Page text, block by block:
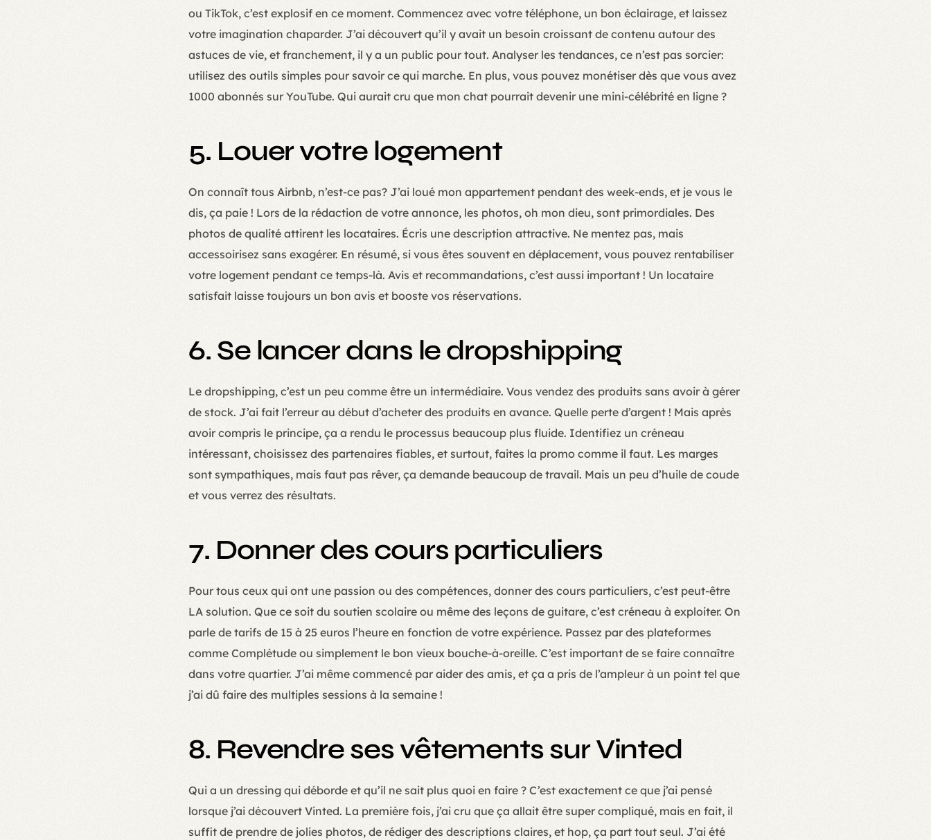
ou TikTok, c’est explosif en ce moment. Commencez avec votre téléphone, un bon éclairage, et laissez
votre imagination chaparder. J’ai découvert qu’il y avait un besoin croissant de contenu autour des
astuces de vie, et franchement, il y a un public pour tout. Analyser les tendances, ce n’est pas sorcier:
utilisez des outils simples pour savoir ce qui marche. En plus, vous pouvez monétiser dès que vous avez
1000 abonnés sur YouTube. Qui aurait cru que mon chat pourrait devenir une mini-célébrité en ligne ?
5. Louer votre logement
On connaît tous Airbnb, n’est-ce pas? J’ai loué mon appartement pendant des week-ends, et je vous le
dis, ça paie ! Lors de la rédaction de votre annonce, les photos, oh mon dieu, sont primordiales. Des
photos de qualité attirent les locataires. Écris une description attractive. Ne mentez pas, mais
accessoirisez sans exagérer. En résumé, si vous êtes souvent en déplacement, vous pouvez rentabiliser
votre logement pendant ce temps-là. Avis et recommandations, c’est aussi important ! Un locataire
satisfait laisse toujours un bon avis et booste vos réservations.
6. Se lancer dans le dropshipping
Le dropshipping, c’est un peu comme être un intermédiaire. Vous vendez des produits sans avoir à gérer
de stock. J’ai fait l’erreur au début d’acheter des produits en avance. Quelle perte d’argent ! Mais après
avoir compris le principe, ça a rendu le processus beaucoup plus fluide. Identifiez un créneau
intéressant, choisissez des partenaires fiables, et surtout, faites la promo comme il faut. Les marges
sont sympathiques, mais faut pas rêver, ça demande beaucoup de travail. Mais un peu d’huile de coude
et vous verrez des résultats.
7. Donner des cours particuliers
Pour tous ceux qui ont une passion ou des compétences, donner des cours particuliers, c’est peut-être
LA solution. Que ce soit du soutien scolaire ou même des leçons de guitare, c’est créneau à exploiter. On
parle de tarifs de 15 à 25 euros l’heure en fonction de votre expérience. Passez par des plateformes
comme Complétude ou simplement le bon vieux bouche-à-oreille. C’est important de se faire connaître
dans votre quartier. J’ai même commencé par aider des amis, et ça a pris de l’ampleur à un point tel que
j’ai dû faire des multiples sessions à la semaine !
8. Revendre ses vêtements sur Vinted
Qui a un dressing qui déborde et qu’il ne sait plus quoi en faire ? C’est exactement ce que j’ai pensé
lorsque j’ai découvert Vinted. La première fois, j’ai cru que ça allait être super compliqué, mais en fait, il
suffit de prendre de jolies photos, de rédiger des descriptions claires, et hop, ça part tout seul. J’ai été